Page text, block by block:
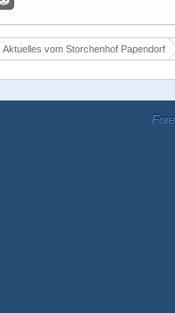
Aktuelles vom Storchenhof Papendorf